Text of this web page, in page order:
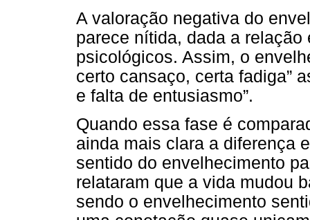
A valoração negativa do
parece nítida, dada a
psicológicos. Assim, o
certo cansaço, certa fadiga”
e falta de entusiasmo”.
Quando essa fase é
ainda mais clara a diferença
sentido do envelhecimento
relataram que a vida mudou
sendo o envelhecimento